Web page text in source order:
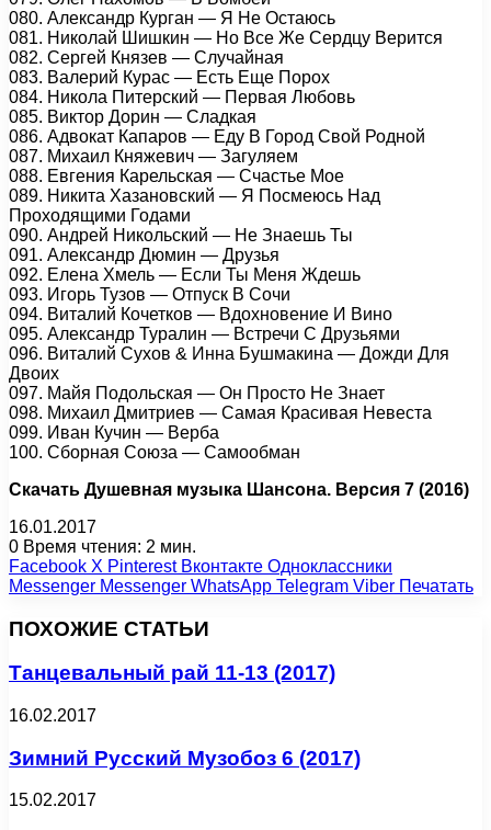
080. Александр Курган — Я Не Остаюсь
081. Николай Шишкин — Но Все Же Сердцу Верится
082. Сергей Князев — Случайная
083. Валерий Курас — Есть Еще Порох
084. Никола Питерский — Первая Любовь
085. Виктор Дорин — Сладкая
086. Адвокат Капаров — Еду В Город Свой Родной
087. Михаил Княжевич — Загуляем
088. Евгения Карельская — Счастье Мое
089. Никита Хазановский — Я Посмеюсь Над
Проходящими Годами
090. Андрей Никольский — Не Знаешь Ты
091. Александр Дюмин — Друзья
092. Елена Хмель — Если Ты Меня Ждешь
093. Игорь Тузов — Отпуск В Сочи
094. Виталий Кочетков — Вдохновение И Вино
095. Александр Туралин — Встречи С Друзьями
096. Виталий Сухов & Инна Бушмакина — Дожди Для
Двоих
097. Майя Подольская — Он Просто Не Знает
098. Михаил Дмитриев — Самая Красивая Невеста
099. Иван Кучин — Верба
100. Сборная Союза — Самообман
Скачать Душевная музыка Шансона. Версия 7 (2016)
16.01.2017
0 Время чтения: 2 мин.
Facebook X Pinterest Вконтакте Одноклассники
Messenger Messenger WhatsApp Telegram Viber Печатать
ПОХОЖИЕ СТАТЬИ
Танцевальный рай 11-13 (2017)
16.02.2017
Зимний Русский Музобоз 6 (2017)
15.02.2017